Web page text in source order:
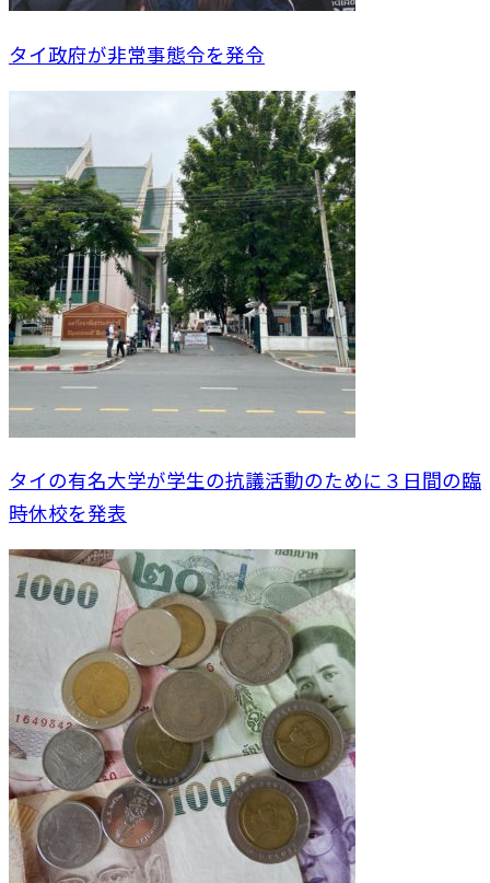
タイ政府が非常事態令を発令
タイの有名大学が学生の抗議活動のために３日間の臨
時休校を発表